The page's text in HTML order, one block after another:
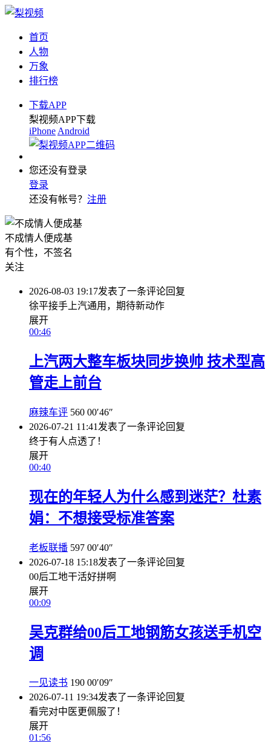
首页
人物
万象
排行榜
下载APP
梨视频APP下载
iPhone Android
您还没有登录
登录
还没有帐号？ 注册
不成情人便成基
有个性，不签名
关注
2026-08-03 19:17发表了一条评论回复
徐平接手上汽通用，期待新动作
展开
00:46
上汽两大整车板块同步换帅 技术型高
管走上前台
麻辣车评 560 00′46″
2026-07-21 11:41 发表了一条评论回复
终于有人点透了！
展开
00:40
现在的年轻人为什么感到迷茫？杜素
娟：不想接受标准答案
老板联播 597 00′40″
2026-07-18 15:18发表了一条评论回复
00后工地干活好拼啊
展开
00:09
吴克群给00后工地钢筋女孩送手机空
调
一见读书 190 00′09″
2026-07-11 19:34发表了一条评论回复
看完对中医更佩服了！
展开
01:56